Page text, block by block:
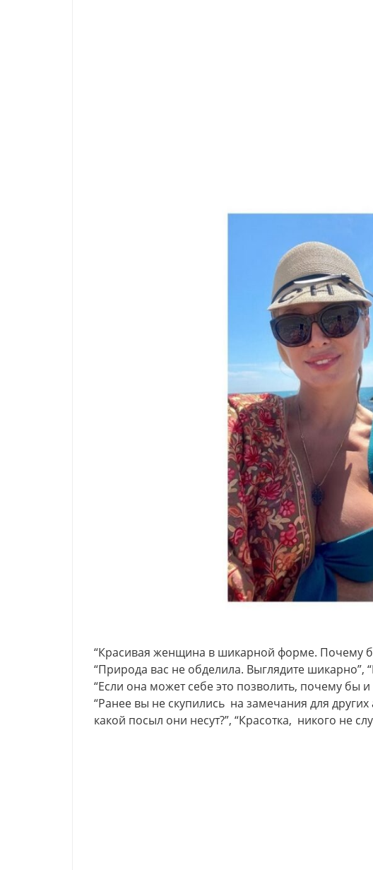
“Красивая женщина в шикарной форме. Почему
“Природа вас не обделила. Выглядите шикарно”,
“Если она может себе это позволить, почему бы и
“Ранее вы не скупились на замечания для
какой посыл они несут?”, “Красотка, никого не